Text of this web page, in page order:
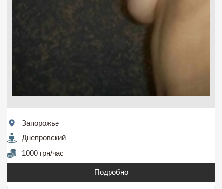
Запорожье
Днепровский
1000 грн/час
Подробно